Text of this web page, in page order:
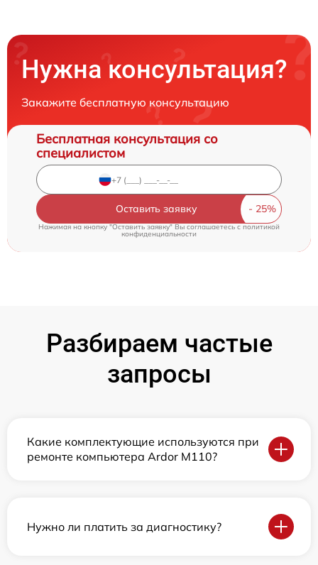
Нужна консультация?
Закажите бесплатную консультацию
Бесплатная консультация со
специалистом
Оставить заявку
Нажимая на кнопку "Оставить заявку" Вы соглашаетесь cполитикой
конфиденциальности
Разбираем частые
запросы
Какие комплектующие используются при
ремонте компьютера Ardor M110?
Нужно ли платить за диагностику?